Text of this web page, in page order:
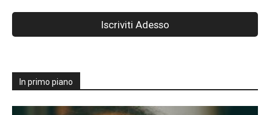
In primo piano